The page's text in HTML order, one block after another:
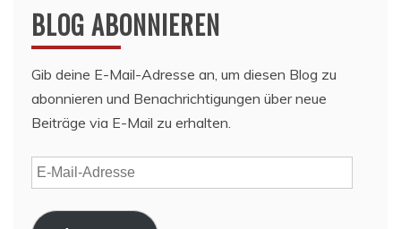
BLOG ABONNIEREN
Gib deine E-Mail-Adresse an, um diesen Blog zu
abonnieren und Benachrichtigungen über neue
Beiträge via E-Mail zu erhalten.
E-
Mail-
Adresse